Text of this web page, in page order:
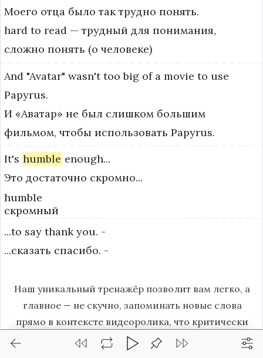
Моего отца было так трудно понять.
hard to read — трудный для понимания,
сложно понять (о человеке)
And "Avatar" wasn't too big of a movie to use
Papyrus.
И «Аватар» не был слишком большим
фильмом, чтобы использовать Papyrus.
It's humble enough...
Это достаточно скромно...
humble
скромный
...to say thank you. -
...сказать спасибо. -
Наш уникальный тренажёр позволит вам легко, а
главное — не скучно, запоминать новые слова
прямо в контексте видеоролика, что критически
важно для эффективного запоминания слов.